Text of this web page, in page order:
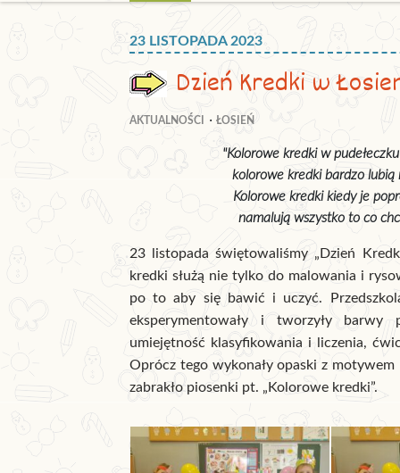
23 LISTOPADA 2023
Dzień Kredki w
AKTUALNOŚCI ŁOSIEŃ
"Kolorowe kredki w
kolorowe kredki bardzo lubią
Kolorowe kredki kiedy je
namalują wszystko to co
23 listopada świętowaliśmy „Dzień
kredki służą nie tylko do malowania i
po to aby się bawić i uczyć.
eksperymentowały i tworzyły barwy
umiejętność klasyfikowania i liczenia,
Oprócz tego wykonały opaski z motywem
zabrakło piosenki pt. „Kolorowe kredki”.